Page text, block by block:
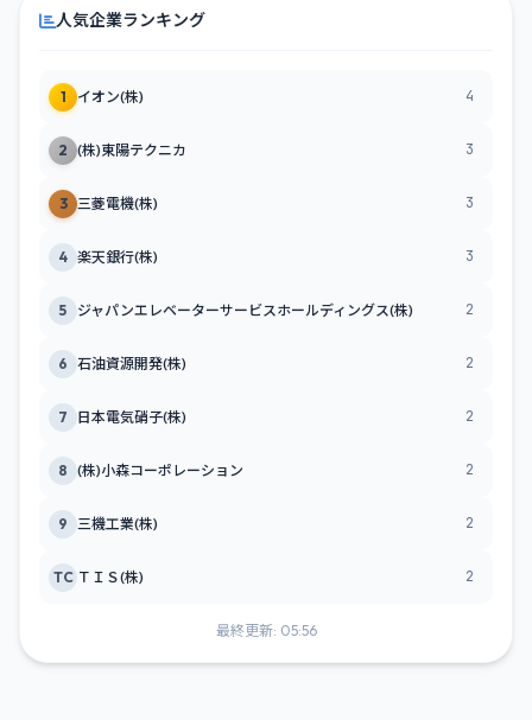
人気企業ランキング
1 イオン(株) 4
2 (株)東陽テクニカ 3
3 三菱電機(株) 3
4 楽天銀行(株) 3
5 ジャパンエレベーターサービスホールディングス(株) 2
6 石油資源開発(株) 2
7 日本電気硝子(株) 2
8 (株)小森コーポレーション 2
9 三機工業(株) 2
TC ＴＩＳ(株) 2
最終更新: 05:56